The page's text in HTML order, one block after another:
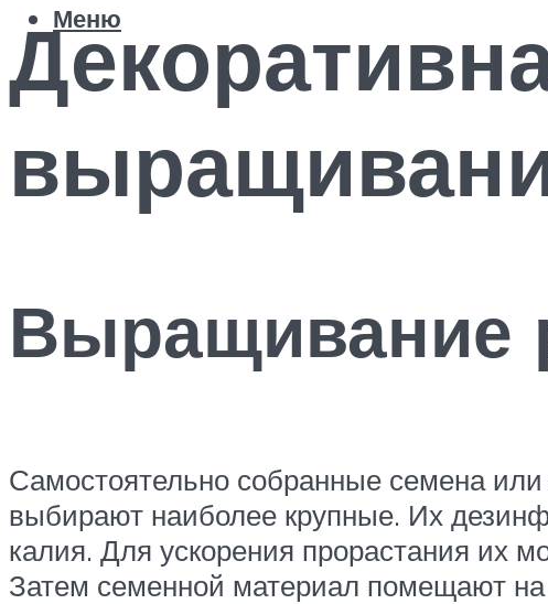
Меню
Выращивание
Самостоятельно собранные семена
выбирают наиболее крупные. Их
калия. Для ускорения прорастания их
Затем семенной материал помещают